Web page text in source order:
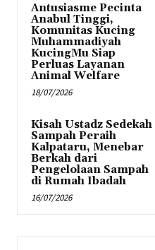
Antusiasme Pecinta
Anabul Tinggi,
Komunitas Kucing
Muhammadiyah
KucingMu Siap
Perluas Layanan
Animal Welfare
18/07/2026
Kisah Ustadz Sedekah
Sampah Peraih
Kalpataru, Menebar
Berkah dari
Pengelolaan Sampah
di Rumah Ibadah
16/07/2026